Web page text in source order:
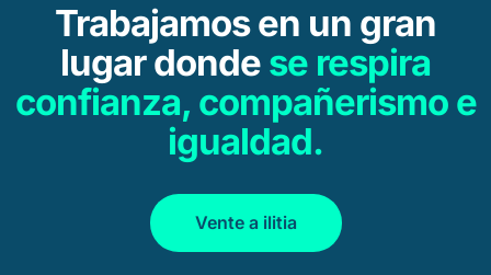
Trabajamos en un gran
lugar donde se respira
confianza, compañerismo e
igualdad.
Vente a ilitia